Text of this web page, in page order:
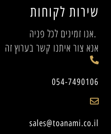
שירות לקוחות
אנו זמינים לכל פניה.
אנא צור איתנו קשר בערוץ זה
054-7490106
sales@toanami.co.il